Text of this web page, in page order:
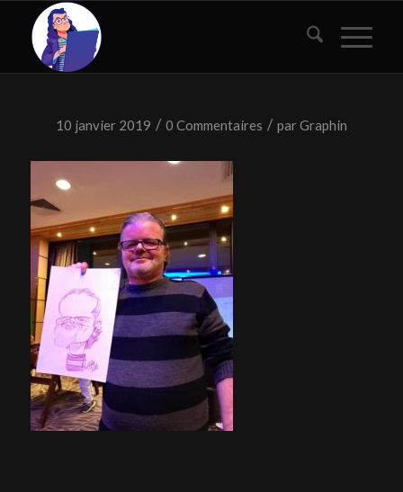
10 janvier 2019 / 0 Commentaires / parGraphin